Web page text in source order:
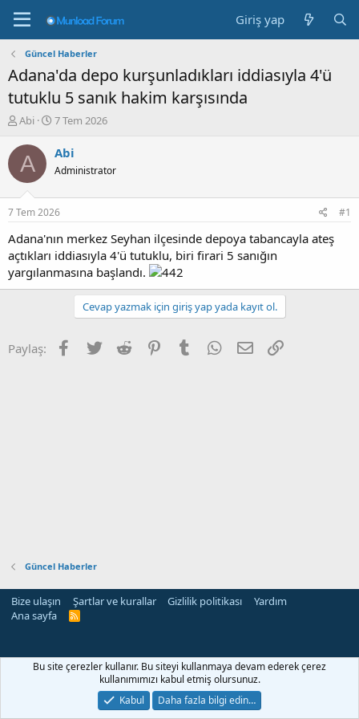
Giriş yap
Güncel Haberler
Adana'da depo kurşunladıkları iddiasıyla 4'ü
tutuklu 5 sanık hakim karşısında
K
n
b
u
u
b
a
ş
l
a
t
Abi
B
ş
a
g
ı
ç
t
a
r
i
7 Tem 2026
A Abi
Administrator
7 Tem 2026 #1
Adana'nın merkez Seyhan ilçesinde depoya tabancayla ateş
açtıkları iddiasıyla 4'ü tutuklu, biri firari 5 sanığın
yargılanmasına başlandı.
Cevap yazmak için giriş yap yada kayıt ol.
Paylaş: Facebook
Twitter Reddit PinterestTumblr WhatsApp
E-posta
Güncel Haberler
Bize ulaşın Şartlar ve kurallar Gizlilik politikası
Yardım
Ana sayfa
R
Bu site çerezler kullanır. Bu siteyi kullanmaya devam ederek çerez
kullanımımızı kabul etmiş olursunuz.
Kabul
Daha fazla bilgi edin…